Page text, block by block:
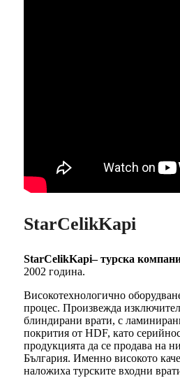
StarCelikKapi
StarCelikKapi– турска
2002 година.
Високотехнологично
процес. Произвежда
блиндирани врати, с
покрития от HDF, като
продукцията да се продава на
България. Именно високото
наложиха турските входни